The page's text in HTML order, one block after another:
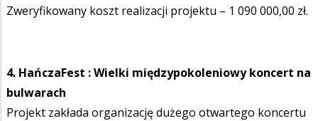
Zweryfikowany koszt realizacji projektu – 1 090 000,00 zł.
4. HańczaFest : Wielki międzypokoleniowy koncert na
bulwarach
Projekt zakłada organizację dużego otwartego koncertu